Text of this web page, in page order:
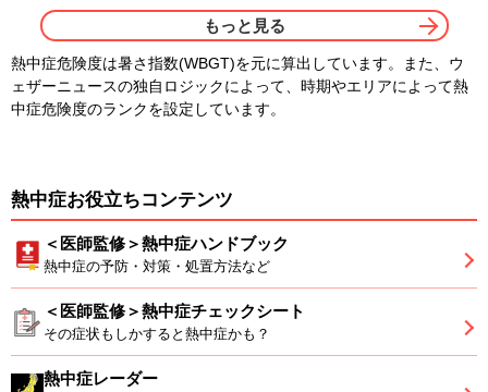
もっと見る
熱中症危険度は暑さ指数(WBGT)を元に算出しています。また、ウ
ェザーニュースの独自ロジックによって、時期やエリアによって熱
中症危険度のランクを設定しています。
熱中症お役立ちコンテンツ
＜医師監修＞熱中症ハンドブック
熱中症の予防・対策・処置方法など
＜医師監修＞熱中症チェックシート
その症状もしかすると熱中症かも？
熱中症レーダー